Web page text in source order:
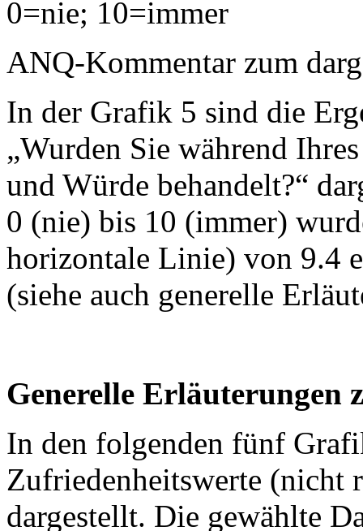
0=nie; 10=immer
ANQ-Kommentar zum
In der Grafik 5 sind die
„Wurden Sie während
und Würde behandelt?“
0 (nie) bis 10 (immer)
horizontale Linie) von 9.4
(siehe auch generelle
Generelle Erläuterungen
In den folgenden fünf
Zufriedenheitswerte (nicht
dargestellt. Die gewählte